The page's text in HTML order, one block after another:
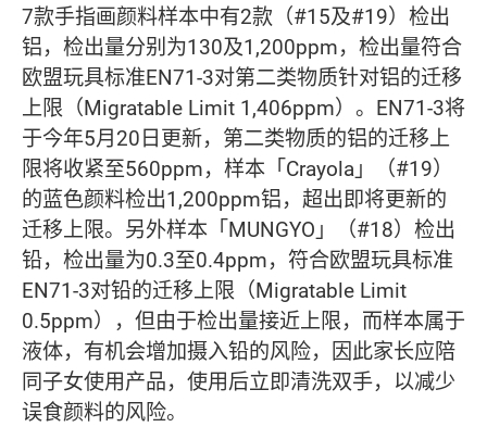
7款手指画颜料样本中有2款（#15及#19）检出
铝，检出量分别为130及1,200ppm，检出量符合
欧盟玩具标准EN71-3对第二类物质针对铝的迁移
上限（Migratable Limit 1,406ppm）。EN71-3将
于今年5月20日更新，第二类物质的铝的迁移上
限将收紧至560ppm，样本「Crayola」（#19）
的蓝色颜料检出1,200ppm铝，超出即将更新的
迁移上限。另外样本「MUNGYO」（#18）检出
铅，检出量为0.3至0.4ppm，符合欧盟玩具标准
EN71-3对铅的迁移上限（Migratable Limit
0.5ppm），但由于检出量接近上限，而样本属于
液体，有机会增加摄入铅的风险，因此家长应陪
同子女使用产品，使用后立即清洗双手，以减少
误食颜料的风险。